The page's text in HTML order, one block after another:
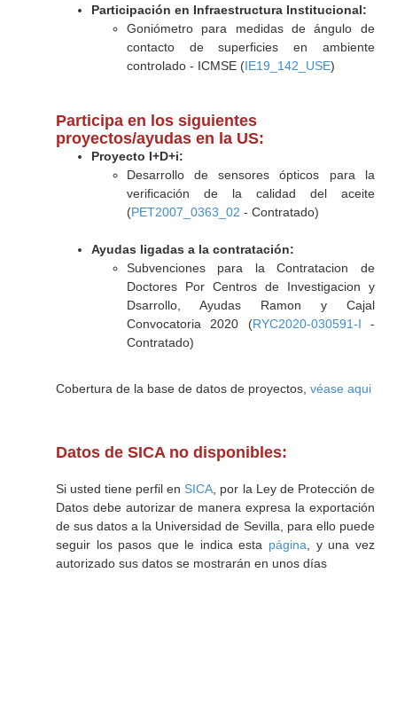
Participación en Infraestructura Institucional:
Goniómetro para medidas de ángulo de
contacto de superficies en ambiente
controlado - ICMSE (IE19_142_USE)
Participa en los siguientes
proyectos/ayudas en la US:
Proyecto I+D+i:
Desarrollo de sensores ópticos para la
verificación de la calidad del aceite
(PET2007_0363_02 - Contratado)
Ayudas ligadas a la contratación:
Subvenciones para la Contratacion de
Doctores Por Centros de Investigacion y
Dsarrollo, Ayudas Ramon y Cajal
Convocatoria 2020 (RYC2020-030591-I -
Contratado)
Cobertura de la base de datos de proyectos, véase aqui
Datos de SICA no disponibles:
Si usted tiene perfil en SICA , por la Ley de Protección de
Datos debe autorizar de manera expresa la exportación
de sus datos a la Universidad de Sevilla, para ello puede
seguir los pasos que le indica esta página , y una vez
autorizado sus datos se mostrarán en unos días